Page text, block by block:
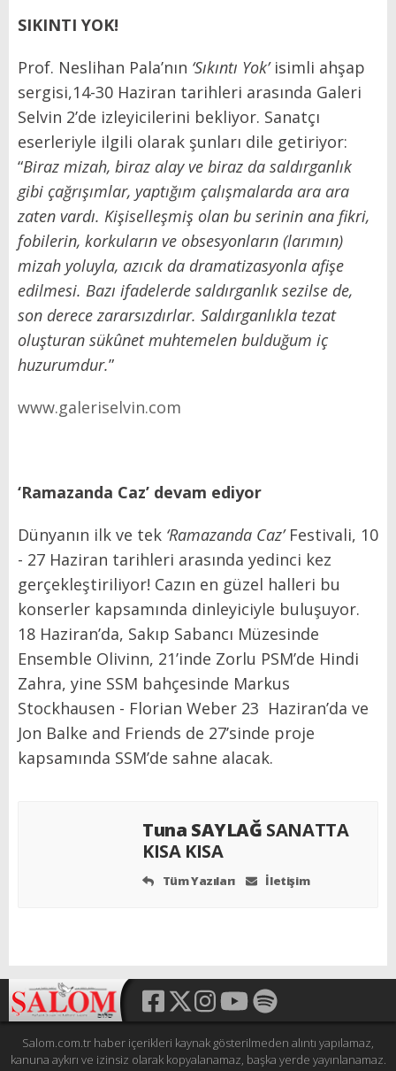
SIKINTI YOK!
Prof. Neslihan Pala’nın ‘Sıkıntı Yok’isimli ahşap
sergisi,14-30 Haziran tarihleri arasında Galeri
Selvin 2’de izleyicilerini bekliyor. Sanatçı
eserleriyle ilgili olarak şunları dile getiriyor:
“Biraz mizah, biraz alay ve biraz da saldırganlık
gibi çağrışımlar, yaptığım çalışmalarda ara ara
zaten vardı. Kişiselleşmiş olan bu serinin ana fikri,
fobilerin, korkuların ve obsesyonların (larımın)
mizah yoluyla, azıcık da dramatizasyonla afişe
edilmesi. Bazı ifadelerde saldırganlık sezilse de,
son derece zararsızdırlar. Saldırganlıkla tezat
oluşturan sükûnet muhtemelen bulduğum iç
huzurumdur.”
www.galeriselvin.com
‘Ramazanda Caz’ devam ediyor
Dünyanın ilk ve tek ‘Ramazanda Caz’ Festivali, 10
- 27 Haziran tarihleri arasında yedinci kez
gerçekleştiriliyor! Cazın en güzel halleri bu
konserler kapsamında dinleyiciyle buluşuyor.
18 Haziran’da, Sakıp Sabancı Müzesinde
Ensemble Olivinn, 21’inde Zorlu PSM’de Hindi
Zahra, yine SSM bahçesinde Markus
Stockhausen - Florian Weber 23 Haziran’da ve
Jon Balke and Friends de 27’sinde proje
kapsamında SSM’de sahne alacak.
Tuna SAYLAĞ SANATTA
KISA KISA
Tüm Yazıları İletişim
Salom.com.tr haber içerikleri kaynak gösterilmeden alıntı yapılamaz,
kanuna aykırı ve izinsiz olarak kopyalanamaz, başka yerde yayınlanamaz.